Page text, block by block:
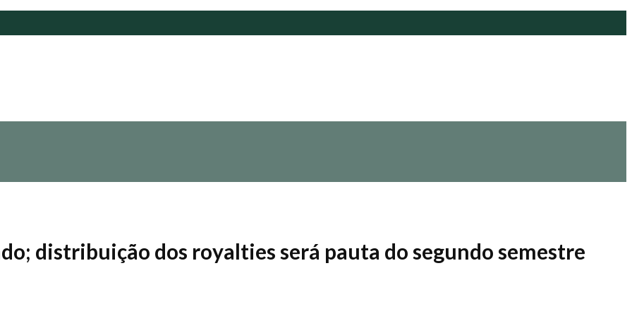
distribuição dos royalties será pauta do segundo semestre